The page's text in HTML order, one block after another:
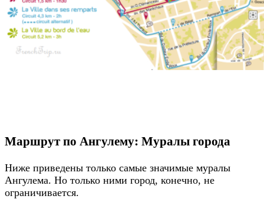
Маршрут по Ангулему: Муралы города
Ниже приведены только самые значимые муралы
Ангулема. Но только ними город, конечно, не
ограничивается.